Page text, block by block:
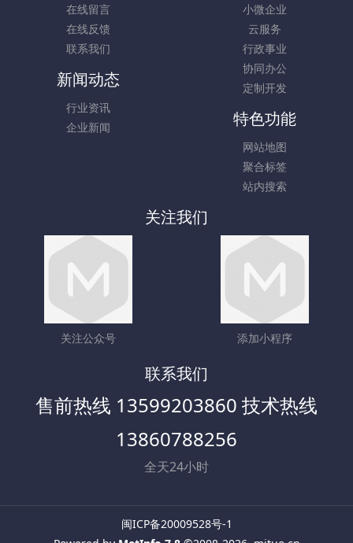
在线留言
在线反馈
联系我们
小微企业
云服务
行政事业
协同办公
定制开发
新闻动态
行业资讯
企业新闻
特色功能
网站地图
聚合标签
站内搜索
关注我们
关注公众号 添加小程序
联系我们
售前热线 13599203860 技术热线
13860788256
全天24小时
闽ICP备20009528号-1